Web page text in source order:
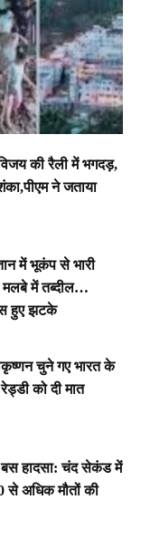
की रैली में भगदड़,
ने जताया
में भूकंप से भारी
मलबे में तब्दील…
हुए झटके
चुने गए भारत के
को दी मात
हादसा: चंद सेकंड में
अधिक मौतों की